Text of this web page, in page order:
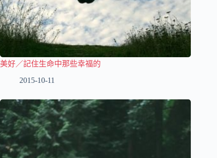
美好／記住生命中那些幸福的
2015-10-11